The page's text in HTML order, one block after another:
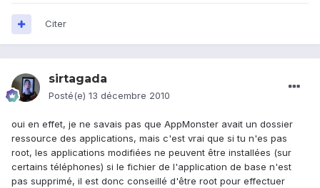
Citer
sirtagada
Posté(e) 13 décembre 2010
oui en effet, je ne savais pas que AppMonster avait un dossier
ressource des applications, mais c'est vrai que si tu n'es pas
root, les applications modifiées ne peuvent être installées (sur
certains téléphones) si le fichier de l'application de base n'est
pas supprimé, il est donc conseillé d'être root pour effectuer